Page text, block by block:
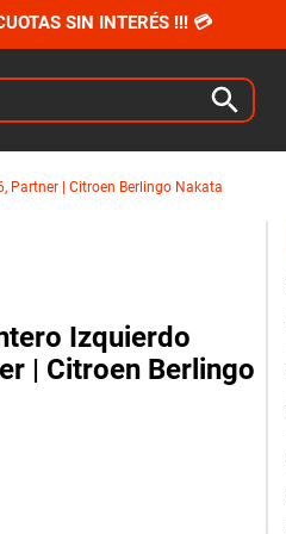
SIN INTERÉS !!! 💳
Partner | Citroen Berlingo Nakata
Izquierdo
| Citroen Berlingo